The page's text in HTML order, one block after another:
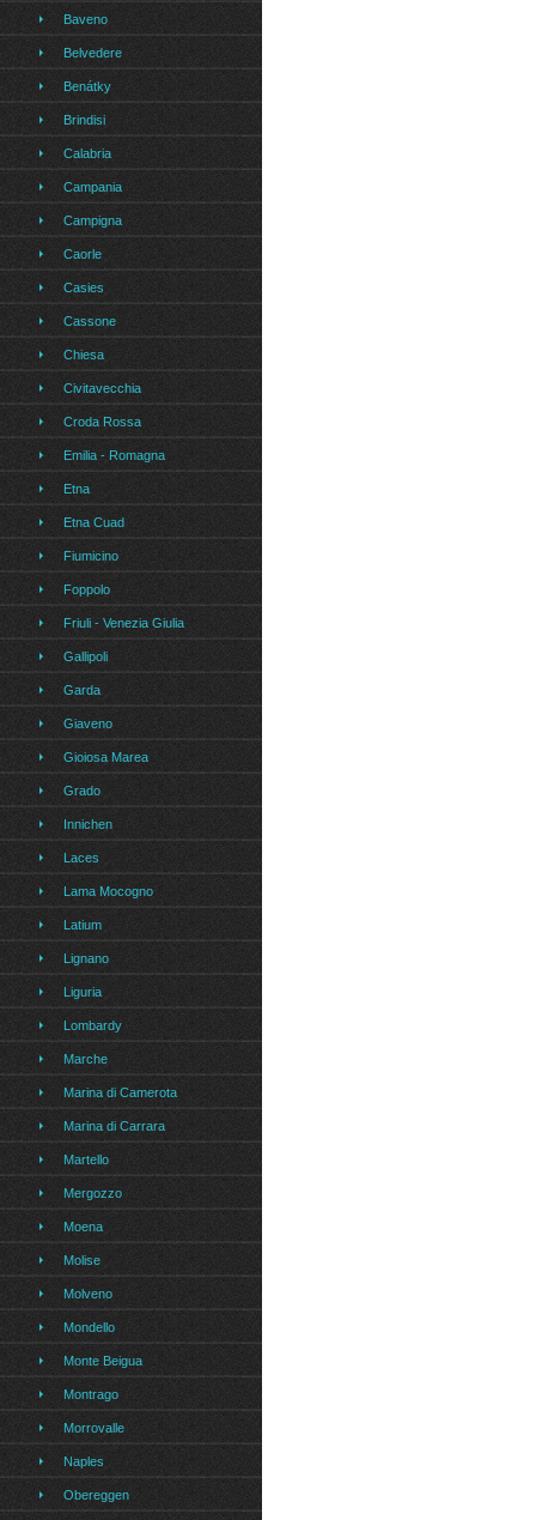
Baveno
Belvedere
Benátky
Brindisi
Calabria
Campania
Campigna
Caorle
Casies
Cassone
Chiesa
Civitavecchia
Croda Rossa
Emilia - Romagna
Etna
Etna Cuad
Fiumicino
Foppolo
Friuli - Venezia Giulia
Gallipoli
Garda
Giaveno
Gioiosa Marea
Grado
Innichen
Laces
Lama Mocogno
Latium
Lignano
Liguria
Lombardy
Marche
Marina di Camerota
Marina di Carrara
Martello
Mergozzo
Moena
Molise
Molveno
Mondello
Monte Beigua
Montrago
Morrovalle
Naples
Obereggen